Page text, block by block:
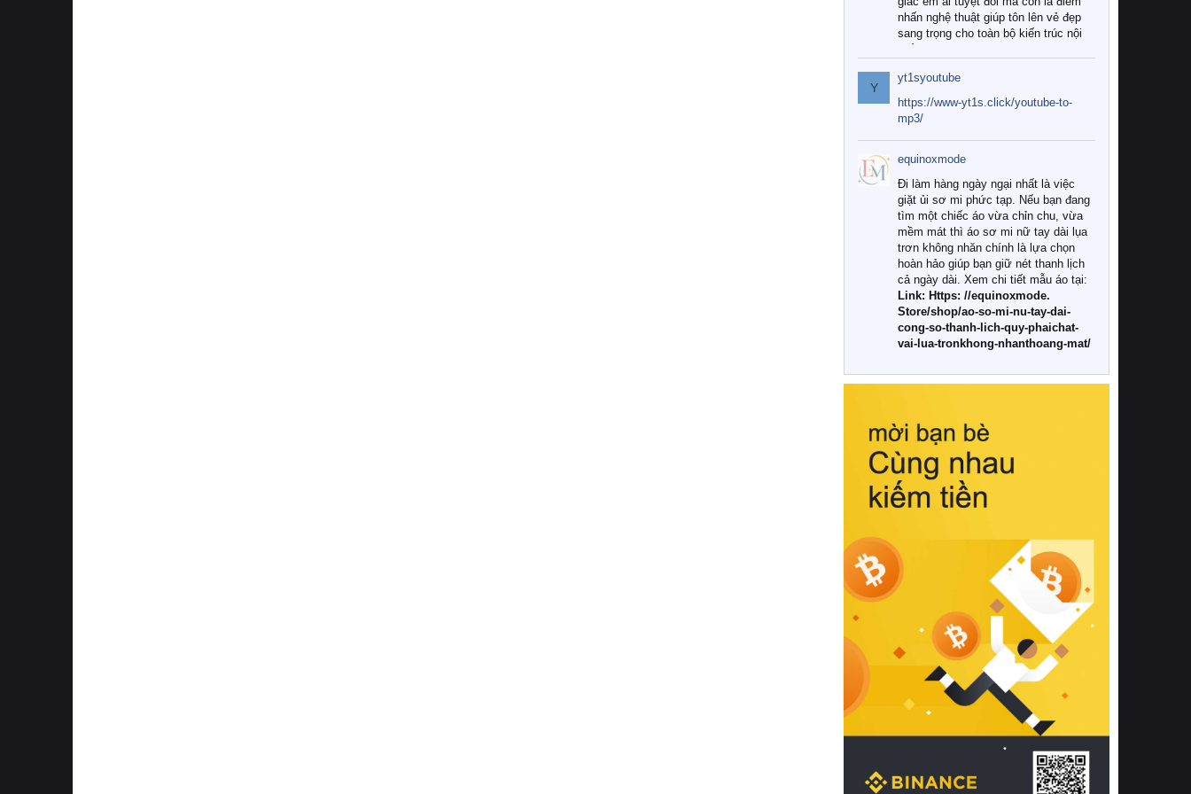
nhấn nghệ thuật giúp tôn lên vẻ đẹp
sang trọng cho toàn bộ kiến trúc nội
Tuy nhiên, giữa thị trường đa dạng
với vô vàn thương hiệu và mẫu mã
như hiện nay, làm thế nào để chọn
được những bộ chăn ga gối đệm cao
cấp thực sự chất lượng, phù hợp với
khí hậu và nhu cầu sử dụng của gia
đình? Hãy cùng chúng tôi đi tìm lời
giải đáp chi tiết qua bài viết dưới đây.
1. Tại sao các gia đình hiện đại lại ưa
chuộng chăn ga gối đệm cao cấp?
Khác với các dòng sản phẩm thông
thường, những bộ chăn ga gối đệm
cao cấp trải qua quy trình sản xuất
nghiêm ngặt từ khâu chọn lọc nguyên
liệu tự nhiên đến công nghệ dệt
nhuộm hiện đại không chứa hóa chất
này, bạn sẽ cảm nhận rõ rệt sự khác
hồi chuẩn xác của phần đệm nâng đỡ
cột sống.
Bên cạnh đó, việc lựa chọn các dòng
sản phẩm đạt chuẩn chất lượng quốc
tế còn giúp ngăn ngừa tình trạng kích
khuẩn và nấm mốc trong điều kiện
thời tiết nóng ẩm. Bạn có thể tìm hiểu
thêm các nghiên cứu khoa học về tác
động của giấc ngủ và môi trường
phòng ngủ đối với sức khỏe con
người tại Sleep Foundation (External
Link) để có cái nhìn toàn diện hơn.
2. Các tiêu chí vàng khi lựa chọn
chăn ga gối đệm cao cấp cho phòng
ngủ
Để sở hữu một bộ chăn ga gối đệm
cao cấp hoàn hảo cả về thẩm mỹ lẫn
công năng, người tiêu dùng cần cân
nhắc kỹ lưỡng các tiêu chí quan trọng
Y
yt1syoutube
https://www-yt1s.click/youtube-to-
mp3/
equinoxmode
Đi làm hàng ngày ngại nhất là việc
giặt ủi sơ mi phức tạp. Nếu bạn đang
tìm một chiếc áo vừa chỉn chu, vừa
mềm mát thì áo sơ mi nữ tay dài lụa
trơn không nhăn chính là lựa chọn
hoàn hảo giúp bạn giữ nét thanh lịch
cả ngày dài. Xem chi tiết mẫu áo tại:
Link: Https: //equinoxmode.
Store/shop/ao-so-mi-nu-tay-dai-
cong-so-thanh-lich-quy-phaichat-
vai-lua-tronkhong-nhanthoang-mat/